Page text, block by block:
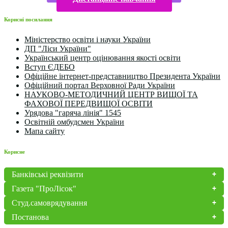
Корисні посилання
Міністерство освіти і науки України
ДП "Ліси України"
Український центр оцінювання якості освіти
Вступ ЄДЕБО
Офіційне інтернет-представництво Президента України
Офіційний портал Верховної Ради України
НАУКОВО-МЕТОДИЧНИЙ ЦЕНТР ВИЩОЇ ТА
ФАХОВОЇ ПЕРЕДВИЩОЇ ОСВІТИ
Урядова "гаряча лінія" 1545
Освітній омбудсмен України
Мапа сайту
Корисне
Банківські реквізити
Газета "ПроЛісок"
Студ.самоврядування
Постанова